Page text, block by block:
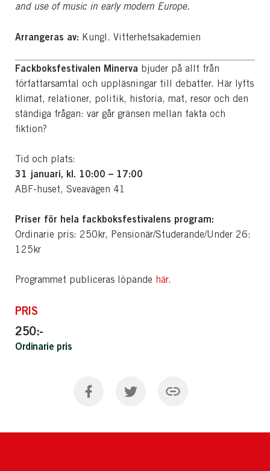
and use of music in early modern Europe.
Arrangeras av: Kungl. Vitterhetsakademien
Fackboksfestivalen Minerva bjuder på allt från
författarsamtal och uppläsningar till debatter. Här lyfts
klimat, relationer, politik, historia, mat, resor och den
ständiga frågan: var går gränsen mellan fakta och
fiktion?
Tid och plats:
31 januari, kl. 10:00 – 17:00
ABF-huset, Sveavägen 41
Priser för hela fackboksfestivalens program:
Ordinarie pris: 250kr, Pensionär/Studerande/Under 26:
125kr
Programmet publiceras löpande här.
PRIS
250:-
Ordinarie pris